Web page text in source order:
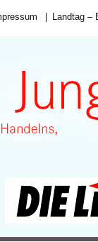
Landtag –